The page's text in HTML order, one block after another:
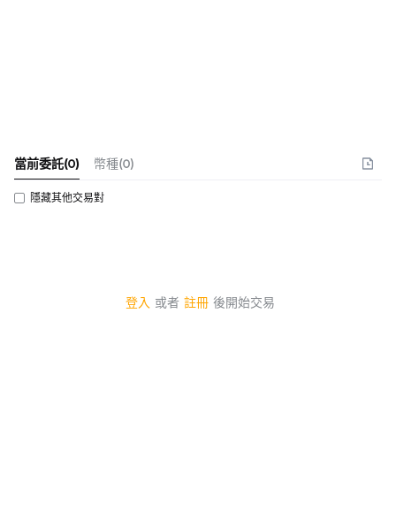
當前委託(0) 幣種(0)
隱藏其他交易對
登入 或者 註冊 後開始交易